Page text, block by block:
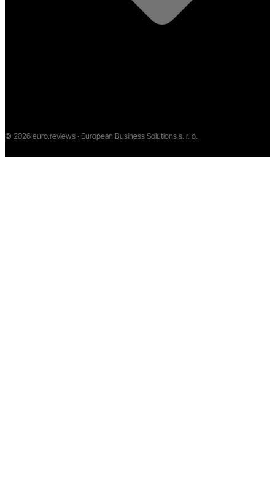
© 2026 euro.reviews · European Business Solutions s. r. o.